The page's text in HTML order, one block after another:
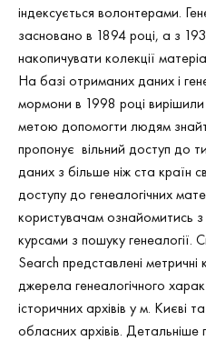
індексується волонтерами.
засновано в 1894 році, а з
накопичувати колекції
На базі отриманих даних і
мормони в 1998 році
метою допомогти людям
пропонує вільний доступ до
даних з більше ніж ста країн
доступу до генеалогічних
користувачам ознайомитись
курсами з пошуку генеалогії.
Search представлені метричні
джерела генеалогічного
історичних архівів у м. Києві
обласних архівів. Детальніше